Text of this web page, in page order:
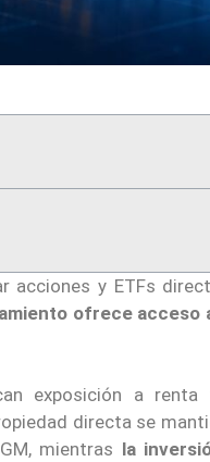
acciones y ETFs
ofrece acceso
exposición a renta
directa se
mientras la